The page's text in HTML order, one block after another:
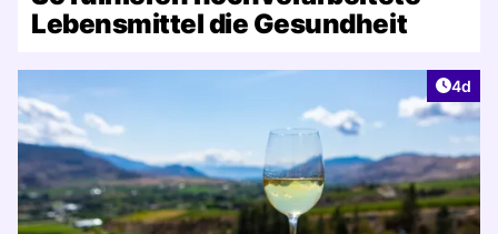
Lebensmittel die Gesundheit
4d